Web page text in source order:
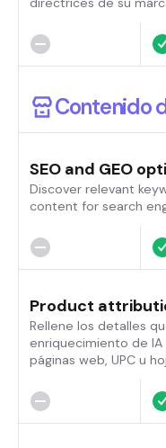
Contenido
SEO and GEO
Discover relevant
content for search
Product
Rellene los detalles
enriquecimiento de
páginas web, UPC u